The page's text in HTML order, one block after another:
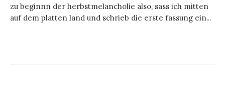
zu beginnn der herbstmelancholie also, sass ich mitten
auf dem platten land und schrieb die erste fassung ein...